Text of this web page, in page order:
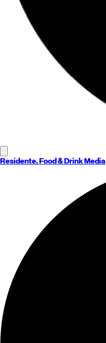
Residente. Food & Drink Media